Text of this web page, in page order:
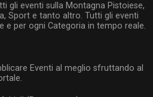
gli eventi sulla Montagna Pistoiese,
Sport e tanto altro. Tutti gli eventi
e per ogni Categoria in tempo reale.
Eventi al meglio sfruttando al